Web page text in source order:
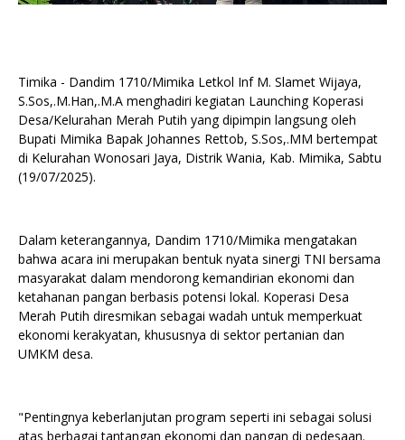
Timika - Dandim 1710/Mimika Letkol Inf M. Slamet Wijaya,
S.Sos,.M.Han,.M.A menghadiri kegiatan Launching Koperasi
Desa/Kelurahan Merah Putih yang dipimpin langsung oleh
Bupati Mimika Bapak Johannes Rettob, S.Sos,.MM bertempat
di Kelurahan Wonosari Jaya, Distrik Wania, Kab. Mimika, Sabtu
(19/07/2025).
Dalam keterangannya, Dandim 1710/Mimika mengatakan
bahwa acara ini merupakan bentuk nyata sinergi TNI bersama
masyarakat dalam mendorong kemandirian ekonomi dan
ketahanan pangan berbasis potensi lokal. Koperasi Desa
Merah Putih diresmikan sebagai wadah untuk memperkuat
ekonomi kerakyatan, khususnya di sektor pertanian dan
UMKM desa.
"Pentingnya keberlanjutan program seperti ini sebagai solusi
atas berbagai tantangan ekonomi dan pangan di pedesaan.